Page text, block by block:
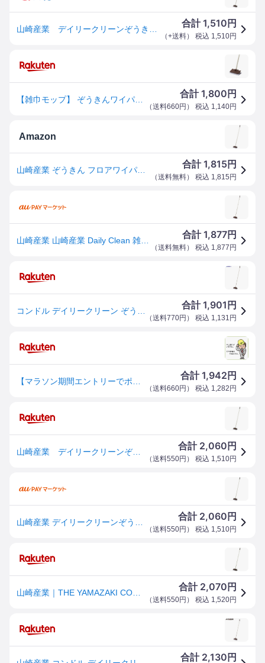
合計1,510 円
（+送料） 税込 1,510円
合計1,800 円
（送料660円 ） 税込 1,140円
Amazon
合計1,815円
（送料無料） 税込 1,815 円
合計1,877円
（送料無料） 税込 1,877 円
合計1,901 円
（送料770円 ） 税込 1,131 円
合計1,942 円
（送料660円 ） 税込 1,282 円
山崎産業 デイリークリーンぞうきんワイパー200
合計 2,060 円
（送料550円 ） 税込 1,510円
合計 2,060 円
（送料550円 ） 税込 1,510円
合計 2,070 円
（送料550円 ） 税込 1,520円
合計 2,130 円